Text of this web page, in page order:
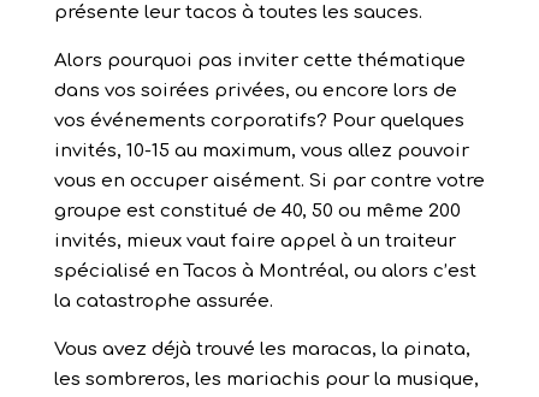
présente leur tacos à toutes les sauces.
Alors pourquoi pas inviter cette thématique
dans vos soirées privées, ou encore lors de
vos événements corporatifs? Pour quelques
invités, 10-15 au maximum, vous allez pouvoir
vous en occuper aisément. Si par contre votre
groupe est constitué de 40, 50 ou même 200
invités, mieux vaut faire appel à un traiteur
spécialisé en Tacos à Montréal, ou alors c’est
la catastrophe assurée.
Vous avez déjà trouvé les maracas, la pinata,
les sombreros, les mariachis pour la musique,